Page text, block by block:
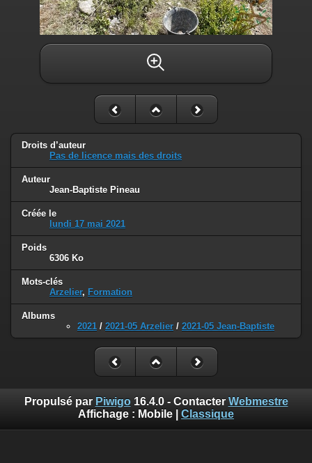
Droits d’auteur
Pas de licence mais des droits
Auteur
Jean-Baptiste Pineau
Créée le
lundi 17 mai 2021
Poids
6306 Ko
Mots-clés
Arzelier, Formation
Albums
2021 / 2021-05 Arzelier / 2021-05 Jean-Baptiste
Propulsé par Piwigo16.4.0 - Contacter Webmestre
Affichage : Mobile
Classique